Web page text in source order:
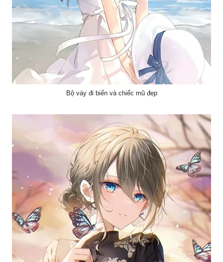
Bộ váy đi biển và chiếc mũ đẹp